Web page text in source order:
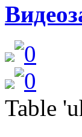
Table